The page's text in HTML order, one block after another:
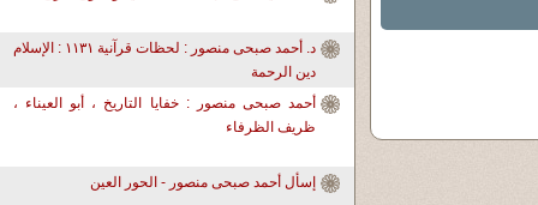
د. أحمد صبحى منصور : لحظات قرآنية ١١٣١ : الإسلام
دين الرحمة
أحمد صبحى منصور : خفايا التاريخ ، أبو العيناء ،
ظريف الظرفاء
إسأل أحمد صبحى منصور - الحور العين